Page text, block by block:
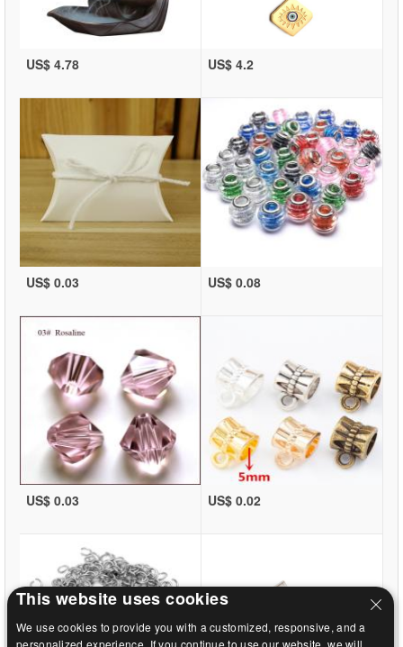
US$ 4.78 US$ 4.2
US$ 0.03 US$ 0.08
US$ 0.03 US$ 0.02
This website uses cookies
We use cookies to provide you with a customized, responsive, and a
personalized experience. If you continue to use our website, we will